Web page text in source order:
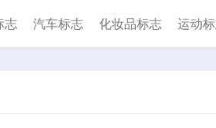
志 汽车标志 化妆品标志 运动